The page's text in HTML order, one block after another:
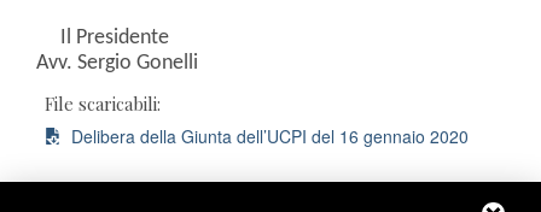
Il Presidente
Avv. Sergio Gonelli
File scaricabili:
Delibera della Giunta dell’UCPI del 16 gennaio 2020